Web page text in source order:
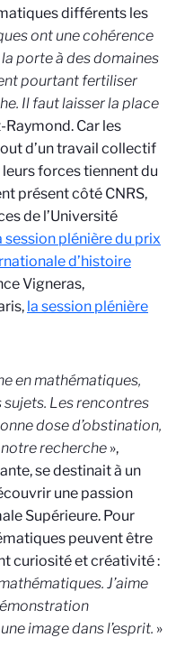
différents les
ont une cohérence
porte à des domaines
pourtant fertiliser
Il faut laisser la place
Raymond. Car les
d’un travail collectif
forces tiennent du
présent côté CNRS,
de l’Université
session plénière du prix
d’histoire
Vigneras,
la session plénière
en mathématiques,
sujets. Les rencontres
dose d’obstination,
recherche »,
se destinait à un
une passion
Supérieure. Pour
peuvent être
curiosité et créativité :
J’aime
image dans l’esprit. »